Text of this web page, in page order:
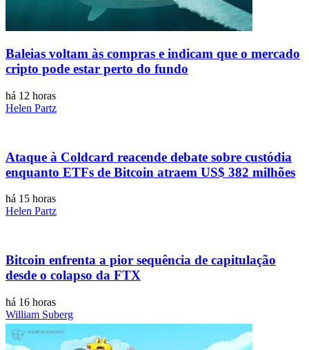
Baleias voltam às compras e indicam que o mercado
cripto pode estar perto do fundo
há 12 horas
Helen Partz
Ataque à Coldcard reacende debate sobre custódia
enquanto ETFs de Bitcoin atraem US$ 382 milhões
há 15 horas
Helen Partz
Bitcoin enfrenta a pior sequência de capitulação
desde o colapso da FTX
há 16 horas
William Suberg